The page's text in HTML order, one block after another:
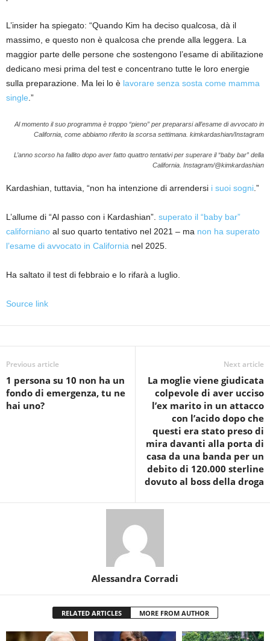
L’insider ha spiegato: “Quando Kim ha deciso qualcosa, dà il
massimo, e questo non è qualcosa che prende alla leggera. La
maggior parte delle persone che sostengono l’esame di abilitazione
dedicano mesi prima del test e concentrano tutte le loro energie
sulla preparazione. Ma lei lo è lavorare senza sosta come mamma
single .”
Al momento il suo programma è troppo “pieno” per prepararsi all’esame di avvocato in
California, come abbiamo riferito la scorsa settimana. kimkardashian/Instagram
L’anno scorso ha fallito dopo aver fatto quattro tentativi per superare il “baby bar” della
California. Instagram/@kimkardashian
Kardashian, tuttavia, “non ha intenzione di arrendersi i suoi sogni .”
L’allume di “Al passo con i Kardashian”. superato il “baby bar”
californiano al suo quarto tentativo nel 2021 – ma non ha superato
l’esame di avvocato in California nel 2025.
Ha saltato il test di febbraio e lo rifarà a luglio.
Source link
Previous article
1 persona su 10 non ha un
fondo di emergenza, tu ne
hai uno?
Next article
La moglie viene giudicata
colpevole di aver ucciso
l’ex marito in un attacco
con l’acido dopo che
questi era stato preso di
mira davanti alla porta di
casa da una banda per un
debito di 120.000 sterline
dovuto al boss della droga
Alessandra Corradi
RELATED ARTICLES MORE FROM AUTHOR